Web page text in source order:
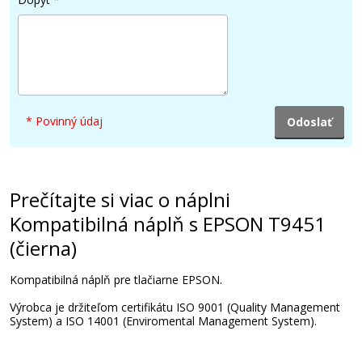
Kompatibilná náplň s EPSON T9453
Kompatibilná náplň
41,90 €
* Povinný údaj
Prečítajte si viac o náplni
Kompatibilná náplň s EPSON T9451
(čierna)
Kompatibilná náplň pre tlačiarne EPSON.
Výrobca je držiteľom certifikátu ISO 9001 (Quality Management
System) a ISO 14001 (Enviromental Management System).